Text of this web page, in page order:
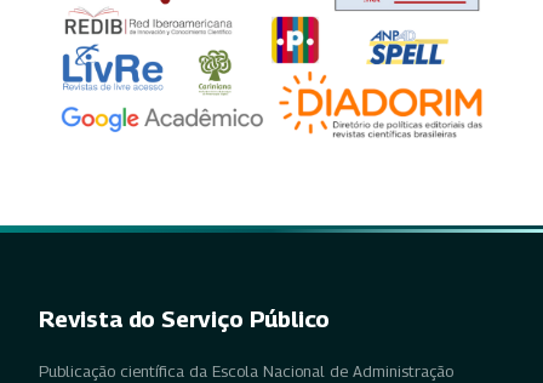
Revista do Serviço Público
Publicação científica da Escola Nacional de Administração